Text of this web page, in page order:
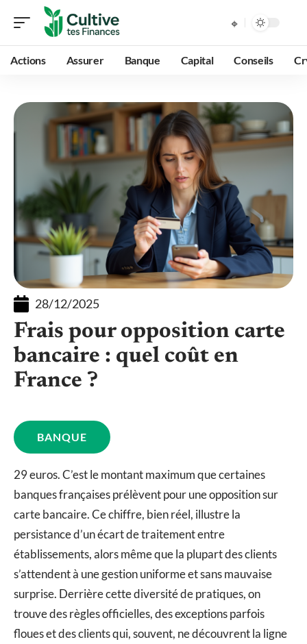
Actions Assurer Banque Capital Conseils
28/12/2025
Frais pour opposition carte
bancaire : quel coût en
France ?
BANQUE
29 euros. C’est le montant maximum que certaines
banques françaises prélèvent pour une opposition sur
carte bancaire. Ce chiffre, bien réel, illustre la
persistance d’un écart de traitement entre
établissements, alors même que la plupart des clients
s’attendent à une gestion uniforme et sans mauvaise
surprise. Derrière cette diversité de pratiques, on
trouve des règles officielles, des exceptions parfois
floues et des clients qui, souvent, ne découvrent la ligne